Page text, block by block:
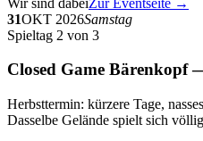
31OKT 2026Samstag
Spieltag 2 von 3
Closed Game Bärenkopf
Herbsttermin: kürzere Tage,
Dasselbe Gelände spielt sich